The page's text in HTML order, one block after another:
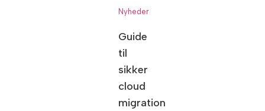
Nyheder
Guide
til
sikker
cloud
migration